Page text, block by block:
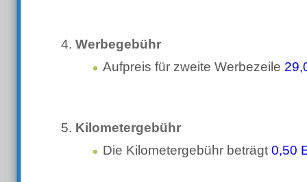
Werbegebühr
Aufpreis für zweite Werbezeile
Kilometergebühr
Die Kilometergebühr beträgt 0,50